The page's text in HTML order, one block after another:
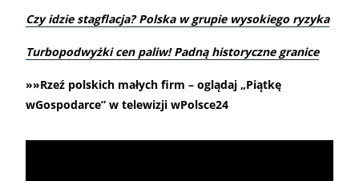
Czy idzie stagflacja? Polska w grupie wysokiego ryzyka
Turbopodwyżki cen paliw! Padną historyczne granice
»»Rzeź polskich małych firm – oglądaj „Piątkę
wGospodarce” w telewizji wPolsce24